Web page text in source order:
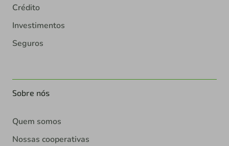
Crédito
Investimentos
Seguros
Sobre nós
Quem somos
Nossas cooperativas